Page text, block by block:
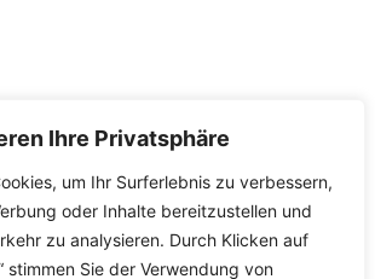
Ihre Privatsphäre
um Ihr Surferlebnis zu verbessern,
oder Inhalte bereitzustellen und
zu analysieren. Durch Klicken auf
stimmen Sie der Verwendung von